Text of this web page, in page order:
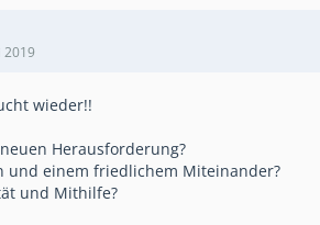
2019
wieder!!
Herausforderung?
und einem friedlichem Miteinander?
und Mithilfe?